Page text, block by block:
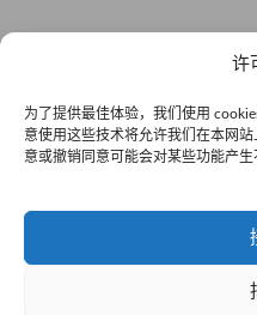
许
为了提供最佳体验，我们使用
意使用这些技术将允许我们在本网
意或撤销同意可能会对某些功能产生
订阅 KEM 获取更多产品
京公网安备